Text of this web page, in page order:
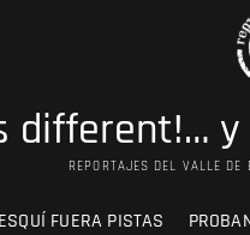
different!…
REPORTAJES DEL VALLE DE
FUERA PISTAS